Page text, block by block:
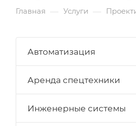
Главная — Услуги —
Автоматизация
Аренда спецтехники
Инженерные системы